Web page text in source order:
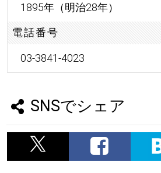
1895年（明治28年）
電話番号
03-3841-4023
SNSでシェア